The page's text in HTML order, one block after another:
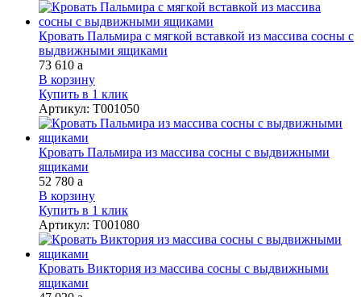
Кровать Пальмира с мягкой вставкой из массива сосны с
выдвижными ящиками
73 610 a
В корзину
Купить в 1 клик
Артикул: Т001050
Кровать Пальмира из массива сосны с выдвижными
ящиками
52 780 a
В корзину
Купить в 1 клик
Артикул: Т001080
Кровать Виктория из массива сосны с выдвижными
ящиками